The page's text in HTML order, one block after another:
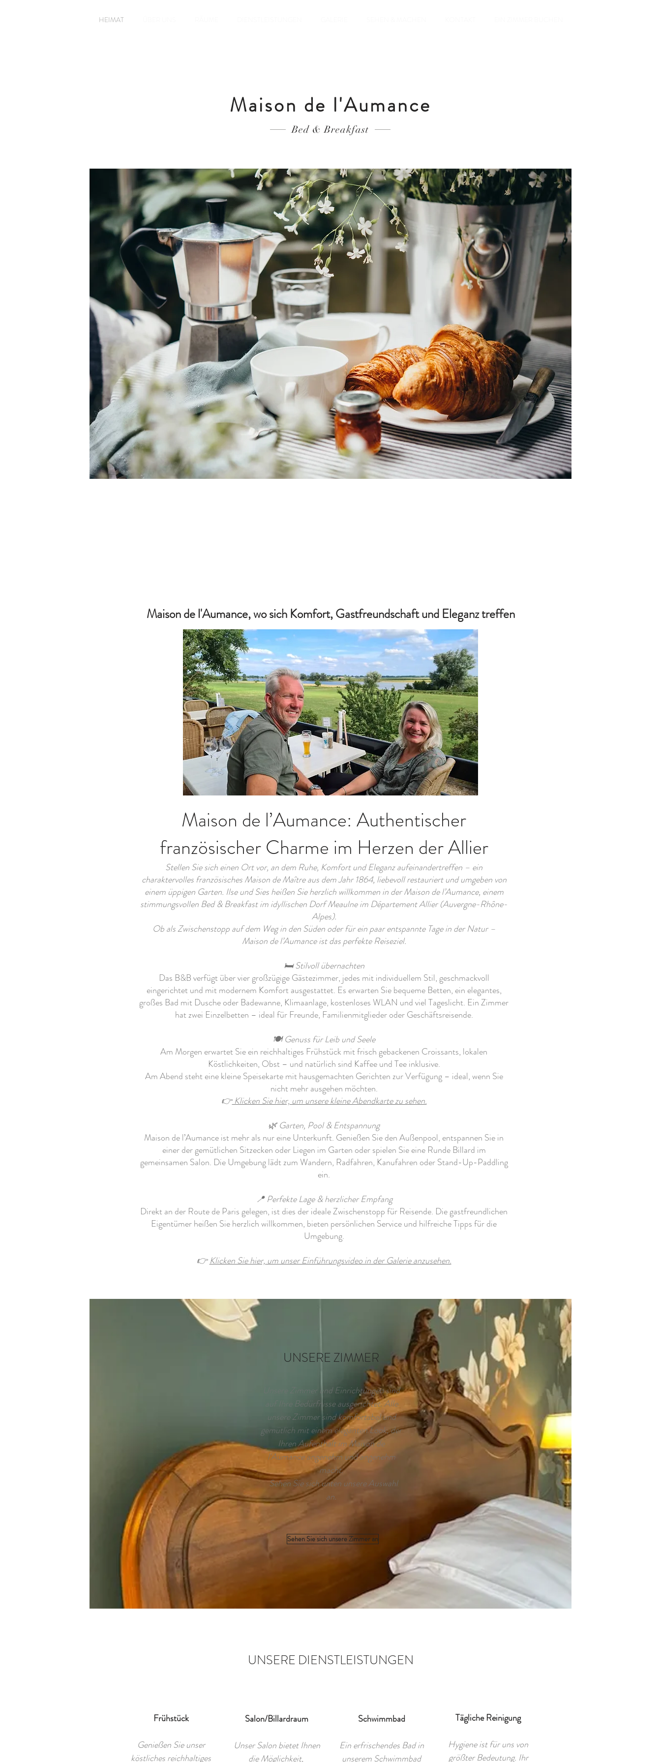
HEIMAT
Maison de l'Aumance
Bed & Breakfast
Maison de l'Aumance, wo sich Komfort, Gastfreundschaft und Eleganz treffen
Maison de l’Aumance: Authentischer
französischer Charme im Herzen der Allier
Stellen Sie sich einen Ort vor, an dem Ruhe, Komfort und Eleganz aufeinandertreffen – ein
charaktervolles französisches Maison de Maître aus dem Jahr 1864, liebevoll restauriert und umgeben von
einem üppigen Garten. Ilse und Sies heißen Sie herzlich willkommen in der Maison de l’Aumance, einem
stimmungsvollen Bed & Breakfast im idyllischen Dorf Meaulne im Département Allier (Auvergne-Rhône-
Alpes).
Ob als Zwischenstopp auf dem Weg in den Süden oder für ein paar entspannte Tage in der Natur –
Maison de l’Aumance ist das perfekte Reiseziel.
🛏 Stilvoll übernachten
Das B&B verfügt über vier großzügige Gästezimmer, jedes mit individuellem Stil, geschmackvoll
eingerichtet und mit modernem Komfort ausgestattet. Es erwarten Sie bequeme Betten, ein elegantes,
großes Bad mit Dusche oder Badewanne, Klimaanlage, kostenloses WLAN und viel Tageslicht. Ein Zimmer
hat zwei Einzelbetten – ideal für Freunde, Familienmitglieder oder Geschäftsreisende.
🍽 Genuss für Leib und Seele
Am Morgen erwartet Sie ein reichhaltiges Frühstück mit frisch gebackenen Croissants, lokalen
Köstlichkeiten, Obst – und natürlich sind Kaffee und Tee inklusive.
Am Abend steht eine kleine Speisekarte mit hausgemachten Gerichten zur Verfügung – ideal, wenn Sie
nicht mehr ausgehen möchten.
👉Klicken Sie hier, um unsere kleine Abendkarte zu sehen.
🌿 Garten, Pool & Entspannung
Maison de l’Aumance ist mehr als nur eine Unterkunft. Genießen Sie den Außenpool, entspannen Sie in
einer der gemütlichen Sitzecken oder Liegen im Garten oder spielen Sie eine Runde Billard im
gemeinsamen Salon. Die Umgebung lädt zum Wandern, Radfahren, Kanufahren oder Stand-Up-Paddling
ein.
📍 Perfekte Lage & herzlicher Empfang
Direkt an der Route de Paris gelegen, ist dies der ideale Zwischenstopp für Reisende. Die gastfreundlichen
Eigentümer heißen Sie herzlich willkommen, bieten persönlichen Service und hilfreiche Tipps für die
Umgebung.
👉Klicken Sie hier, um unser Einführungsvideo in der Galerie anzusehen.
UNSERE ZIMMER
Unsere Zimmer und Einrichtungen sind
auf Ihre Bedürfnisse ausgerichtet. Alle
unsere Zimmer sind komfortabel und
gemütlich mit einem eleganten Look, der
Ihren Aufenthalt im Maison de
l'Aumance angenehm und angenehm
macht.
Sehen Sie sich unten unsere Auswahl
an.
Sehen Sie sich unsere Zimmer an
UNSERE DIENSTLEISTUNGEN
Frühstück
Genießen Sie unser
köstliches reichhaltiges
Salon/Billardraum
Unser Salon bietet Ihnen
die Möglichkeit,
Schwimmbad
Ein erfrischendes Bad in
unserem Schwimmbad
Tägliche Reinigung
Hygiene ist für uns von
größter Bedeutung. Ihr